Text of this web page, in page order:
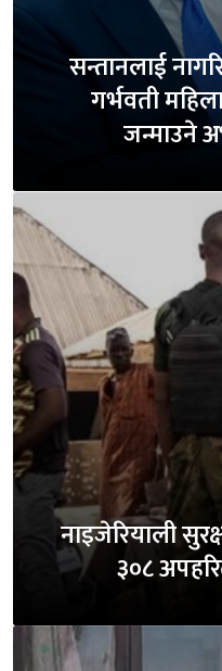
सन्तानलाई
गर्भवती
जन्माउने
नाइजेरियाली
३०८